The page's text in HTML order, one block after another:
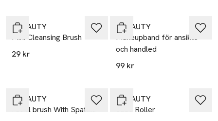
Å BEAUTY
Mini Cleansing Brush
29 kr
Å BEAUTY
Makeupband för ansikte
och handled
99 kr
Å BEAUTY
Facial brush With Spatula
Å BEAUTY
Jade Roller